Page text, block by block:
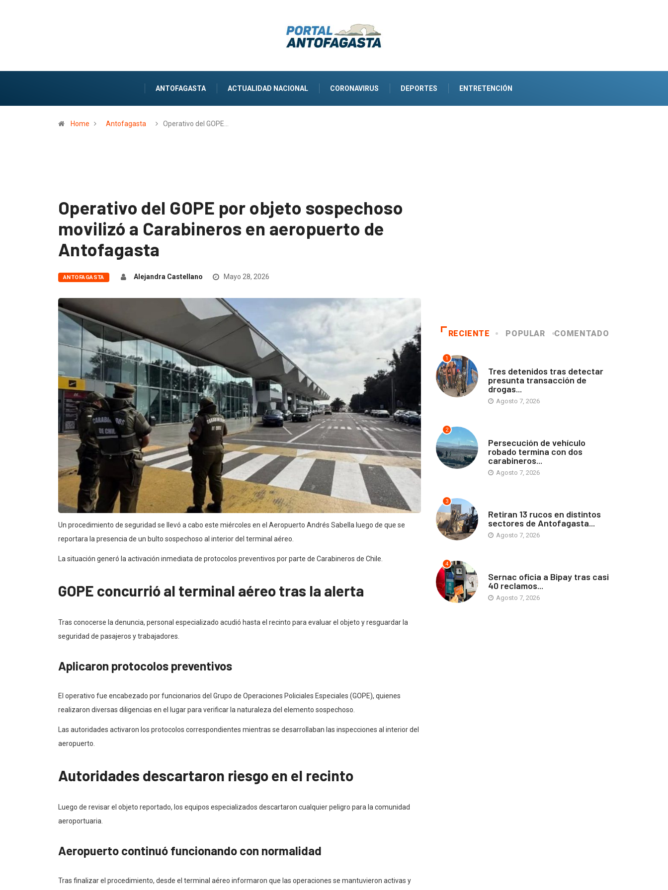
ANTOFAGASTA ACTUALIDAD NACIONAL CORONAVIRUS DEPORTES ENTRETENCIÓN
Home Antofagasta Operativo del GOPE…
Operativo del GOPE por objeto sospechoso
movilizó a Carabineros en aeropuerto de
Antofagasta
ANTOFAGASTA Alejandra Castellano Mayo 28, 2026
Un procedimiento de seguridad se llevó a cabo este miércoles en el Aeropuerto Andrés Sabella luego de que se
reportara la presencia de un bulto sospechoso al interior del terminal aéreo.
La situación generó la activación inmediata de protocolos preventivos por parte de Carabineros de Chile.
GOPE concurrió al terminal aéreo tras la alerta
Tras conocerse la denuncia, personal especializado acudió hasta el recinto para evaluar el objeto y resguardar la
seguridad de pasajeros y trabajadores.
Aplicaron protocolos preventivos
El operativo fue encabezado por funcionarios del Grupo de Operaciones Policiales Especiales (GOPE), quienes
realizaron diversas diligencias en el lugar para verificar la naturaleza del elemento sospechoso.
Las autoridades activaron los protocolos correspondientes mientras se desarrollaban las inspecciones al interior del
aeropuerto.
Autoridades descartaron riesgo en el recinto
Luego de revisar el objeto reportado, los equipos especializados descartaron cualquier peligro para la comunidad
aeroportuaria.
Aeropuerto continuó funcionando con normalidad
Tras finalizar el procedimiento, desde el terminal aéreo informaron que las operaciones se mantuvieron activas y
RECIENTE POPULAR COMENTADO
1
Tres detenidos tras detectar
presunta transacción de
drogas...
Agosto 7, 2026
2
Persecución de vehículo
robado termina con dos
carabineros...
Agosto 7, 2026
3
Retiran 13 rucos en distintos
sectores de Antofagasta...
Agosto 7, 2026
4
Sernac oficia a Bipay tras casi
40 reclamos...
Agosto 7, 2026